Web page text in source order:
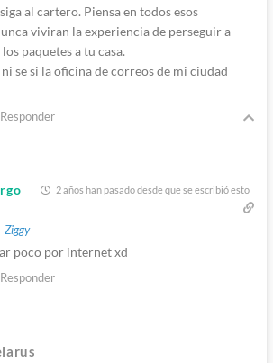
al cartero. Piensa en todos esos
viviran la experiencia de perseguir a
paquetes a tu casa.
ni se si la oficina de correos de mi ciudad
Responder
2 años han pasado desde que se escribió esto
Ziggy
poco por internet xd
Responder